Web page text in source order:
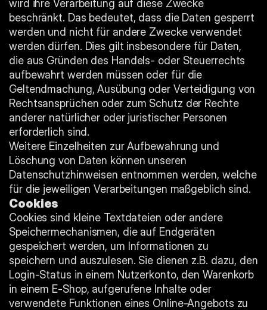
wird ihre Verarbeitung auf diese Zwecke
beschränkt. Das bedeutet, dass die Daten gesperrt
werden und nicht für andere Zwecke verwendet
werden dürfen. Dies gilt insbesondere für Daten,
die aus Gründen des Handels- oder Steuerrechts
aufbewahrt werden müssen oder für die
Geltendmachung, Ausübung oder Verteidigung von
Rechtsansprüchen oder zum Schutz der Rechte
anderer natürlicher oder juristischer Personen
erforderlich sind.
Weitere Einzelheiten zur Aufbewahrung und
Löschung von Daten können unseren
Datenschutzhinweisen entnommen werden, welche
für die jeweiligen Verarbeitungen maßgeblich sind.
Cookies
Cookies sind kleine Textdateien oder andere
Speichermechanismen, die auf Endgeräten
gespeichert werden, um Informationen zu
speichern und auszulesen. Sie dienen z.B. dazu, den
Login-Status in einem Nutzerkonto, den Warenkorb
in einem E-Shop, aufgerufene Inhalte oder
verwendete Funktionen eines Online-Angebots zu